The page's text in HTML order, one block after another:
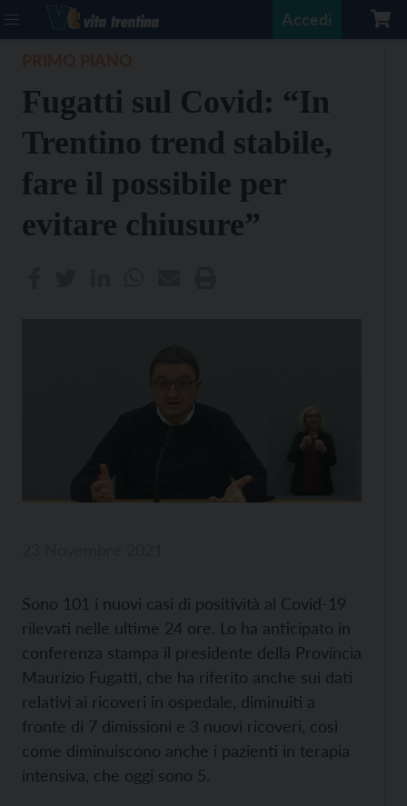
Accedi
Fugatti sul Covid: “In
Trentino trend stabile,
fare il possibile per
evitare chiusure”
Sono 101 i nuovi casi di positività al Covid-19
rilevati nelle ultime 24 ore. Lo ha anticipato in
conferenza stampa il presidente della Provincia
Maurizio Fugatti, che ha riferito anche sui dati
relativi ai ricoveri in ospedale, diminuiti a
fronte di 7 dimissioni e 3 nuovi ricoveri, così
come diminuiscono anche i pazienti in terapia
intensiva, che oggi sono 5.